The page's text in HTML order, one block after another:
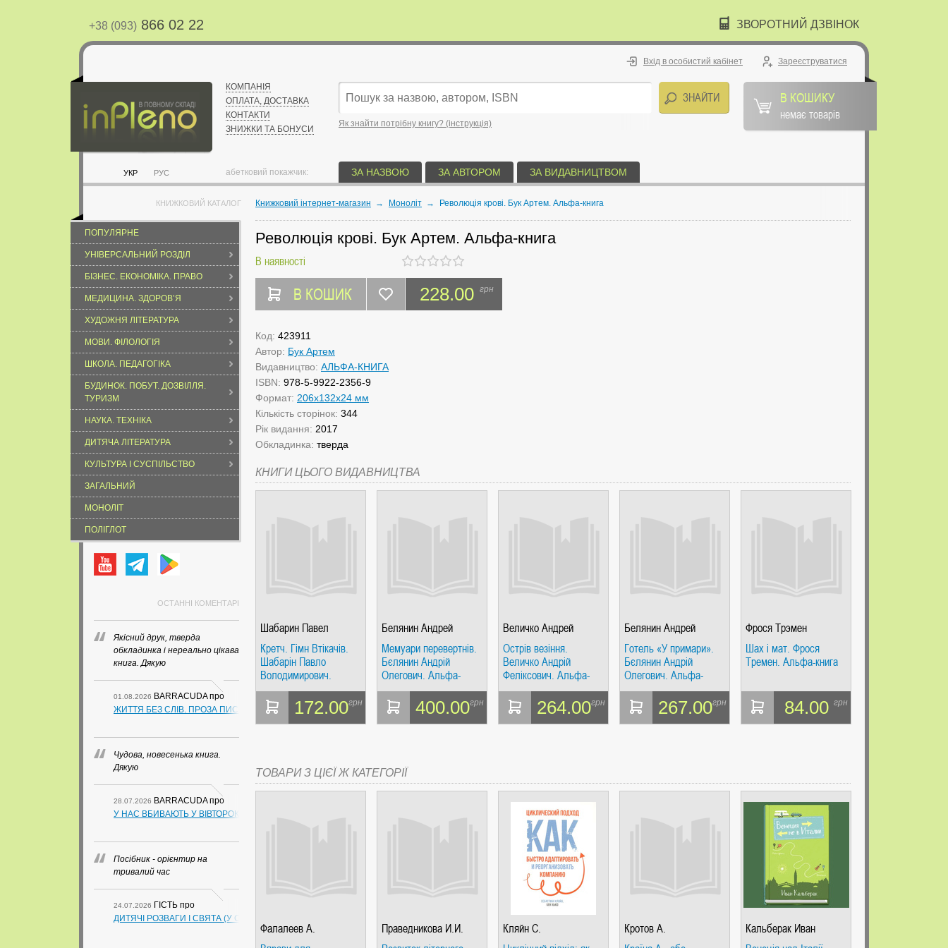
+38 (093) 866 02 22 ЗВОРОТНИЙ ДЗВІНОК
УКР РУС
КОМПАНІЯ
ОПЛАТА, ДОСТАВКА
КОНТАКТИ
ЗНИЖКИ ТА БОНУСИ
Вхід в особистий кабінет Зареєструватися
Як знайти потрібну книгу? (інструкція)
В КОШИКУ
немає товарів
абетковий покажчик: ЗА НАЗВОЮ ЗА АВТОРОМ ЗА ВИДАВНИЦТВОМ
КНИЖКОВИЙ КАТАЛОГ
ПОПУЛЯРНЕ
УНІВЕРСАЛЬНИЙ РОЗДІЛ
БІЗНЕС. ЕКОНОМІКА. ПРАВО
МЕДИЦИНА. ЗДОРОВ’Я
ХУДОЖНЯ ЛІТЕРАТУРА
МОВИ. ФІЛОЛОГІЯ
ШКОЛА. ПЕДАГОГІКА
БУДИНОК. ПОБУТ. ДОЗВІЛЛЯ.
ТУРИЗМ
НАУКА. ТЕХНІКА
ДИТЯЧА ЛІТЕРАТУРА
КУЛЬТУРА І СУСПІЛЬСТВО
ЗАГАЛЬНИЙ
МОНОЛІТ
ПОЛІГЛОТ
ОСТАННІ КОМЕНТАРІ
Якісний друк, тверда
обкладинка і нереально цікава
книга. Дякую
01.08.2026 BARRACUDAпро
ЖИТТЯ БЕЗ СЛІВ. ПРОЗА ПИСЬМЕННИКІВ ІЗ ГУАНСІ. ГІПЕРІОН
Чудова, новесенька книга.
Дякую
28.07.2026 BARRACUDAпро
У НАС ВБИВАЮТЬ У ВІВТОРОК. СЛАПОВСЬКИЙ О.І. ЧАС
Посібник - орієнтир на
тривалий час
24.07.2026 ГІСТЬ про
ДИТЯЧІ РОЗВАГИ І СВЯТА (У СХЕМАХ, ТАБЛИЦЯХ, ВИЗНАЧЕННЯХ, СЦЕНАРІЯХ). АНТОНІНА ШЕВЧУК. МАНДРІВЕЦЬ
Книжковий інтернет-магазин → Моноліт → Революція крові. Бук Артем. Альфа-книга
Революція крові. Бук Артем. Альфа-книга
В наявності
В КОШИК 228.00 грн
Код: 423911
Автор: Бук Артем
Видавництво: АЛЬФА-КНИГА
ISBN: 978-5-9922-2356-9
Формат: 206x132x24 мм
Кількість сторінок: 344
Рік видання: 2017
Обкладинка: тверда
КНИГИ ЦЬОГО ВИДАВНИЦТВА
Шабарин Павел
Владимирович
Кретч. Гімн Втікачів.
Шабарін Павло
Володимирович.
Альфа-книга
172.00грн
Белянин Андрей
Олегович
Мемуари перевертнів.
Бєлянин Андрій
Олегович. Альфа-
книга
400.00грн
Величко Андрей
Феликсович
Острів везіння.
Величко Андрій
Феліксович. Альфа-
книга
264.00грн
Белянин Андрей
Олегович
Готель «У примари».
Бєлянин Андрій
Олегович. Альфа-
книга
267.00грн
Фрося Трэмен
Шах і мат. Фрося
Тремен. Альфа-книга
84.00 грн
ТОВАРИ З ЦІЄЇ Ж КАТЕГОРІЇ
Фалалеев А.
Малофеева А.
Праведникова И.И.
Кляйн С.
Кротов А.
Кальберак Иван